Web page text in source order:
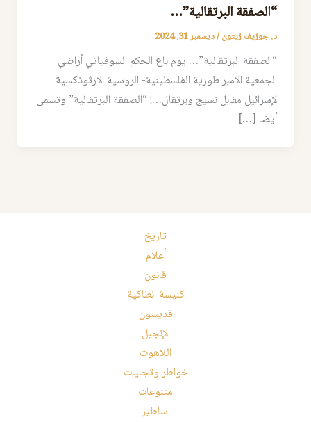
“الصفقة البرتقالية”…
د. جوزيف زيتون/ديسمبر 31, 2024
“الصفقة البرتقالية”… يوم باع الحكم السوفياتي أراضي
الجمعية الامبراطورية الفلسطينية- الروسية الارثوذكسية
لإسرائيل مقابل نسيج وبرتقال…! “الصفقة البرتقالية” وتسمى
أيضا […]
تاريخ
أعلام
قانون
كنيسة انطاكية
قديسون
الإنجيل
اللاهوت
خواطر وتجليات
متنوعات
اساطير